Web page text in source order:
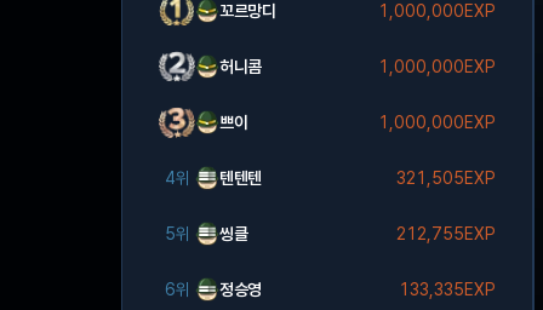
꼬르망디 1,000,000EXP
허니콤 1,000,000EXP
쁘이 1,000,000EXP
4위 텐텐텐 321,505EXP
5위 씽클 212,755EXP
6위 정승영 133,335EXP